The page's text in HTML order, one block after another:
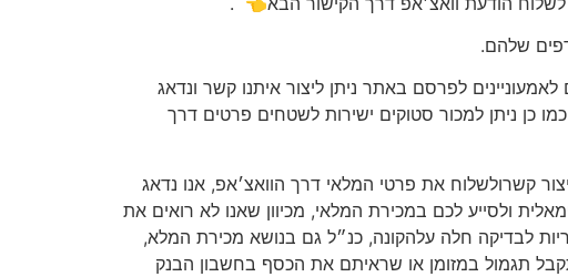
שלהם.
לפרסם באתר ניתן ליצור איתנו קשר ונדאג
ניתן למכור סטוקים ישירות לשטחים פרטים דרך
קשרולשלוח את פרטי המלאי דרך הוואצ׳אפ, אנו נדאג
ולסייע לכם במכירת המלאי, מכיוון שאנו לא רואים את
לבדיקה חלה עלהקונה, כנ״ל גם בנושא מכירת המלא,
תגמול במזומן או שראיתם את הכסף בחשבון הבנק